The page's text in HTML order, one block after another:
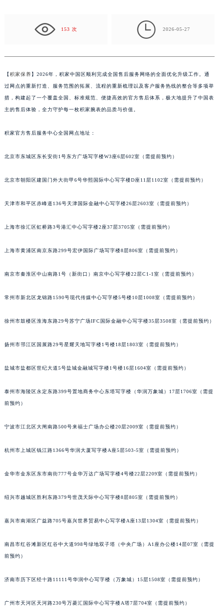
153 次
 2026-05-27
【 积家保养 】2026年，积家中国区顺利完成全国售后服务网络的全面优化升级工作。通
过网点的重新打造、服务范围的拓展、流程的重新梳理以及客户服务热线的整合等多项举
措，构建起了一个覆盖全国、标准规范、便捷高效的官方售后体系，极大地提升了中国表
主的售后体验，全力守护每一枚积家腕表的品质与价值。
积家官方售后服务中心全国网点地址：
北京市东城区东长安街1号东方广场写字楼W3座6层602室（需提前预约）
北京市朝阳区建国门外大街甲6号华熙国际中心写字楼D座11层1102室（需提前预约）
天津市和平区赤峰道136号天津国际金融中心写字楼26层2603室（需提前预约）
上海市徐汇区虹桥路3号港汇中心写字楼2座37层3705室（需提前预约）
上海市黄浦区南京东路299号宏伊国际广场写字楼8层806室（需提前预约）
南京市秦淮区中山南路1号（新街口）南京中心写字楼22层C1-1室（需提前预约）
常州市新北区龙锦路1590号现代传媒中心写字楼5号楼10层1008室（需提前预约）
徐州市鼓楼区淮海东路29号苏宁广场IFC国际金融中心写字楼35层3508室（需提前预约）
扬州市邗江区国展路29号星耀天地写字楼1号楼18层1803室（需提前预约）
盐城市盐都区世纪大道5号盐城金融城写字楼1号楼16层1604室（需提前预约）
泰州市海陵区永定东路399号置地商务中心东塔写字楼（华润万象城）17层1706室（需提
前预约）
宁波市江北区大闸南路500号来福士广场办公楼20层2009室（需提前预约）
杭州市上城区钱江路1366号华润大厦写字楼A座5层503-5室（需提前预约）
金华市金东区东市南街777号金华万达广场写字楼4号楼22层2209室（需提前预约）
绍兴市越城区胜利东路379号世茂天际中心写字楼8层805室（需提前预约）
嘉兴市南湖区广益路705号嘉兴世界贸易中心写字楼A座13层1304室（需提前预约）
南昌市红谷滩新区红谷中大道998号绿地双子塔（中央广场）A1座办公楼14层07室（需提
前预约）
济南市历下区经十路11111号华润中心写字楼（万象城）15层1508室（需提前预约）
广州市天河区天河路230号万菱汇国际中心写字楼A塔7层704室（需提前预约）